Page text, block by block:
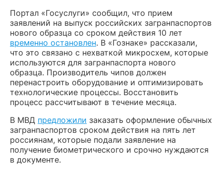
Портал «Госуслуги» сообщил, что прием
заявлений на выпуск российских загранпаспортов
нового образца со сроком действия 10 лет
временно остановлен. В «Гознаке» рассказали,
что это связано с нехваткой микросхем, которые
используются для загранпаспорта нового
образца. Производитель чипов должен
перенастроить оборудование и оптимизировать
технологические процессы. Восстановить
процесс рассчитывают в течение месяца.
В МВД предложили заказать оформление обычных
загранпаспортов сроком действия на пять лет
россиянам, которые подали заявление на
получение биометрического и срочно нуждаются
в документе.